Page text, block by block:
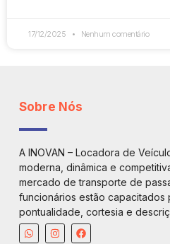
17/12/2025 Nenhum comentário
Sobre Nós
A INOVAN – Locadora de
moderna, dinâmica e
mercado de transporte de
funcionários estão capacitados
pontualidade, cortesia e